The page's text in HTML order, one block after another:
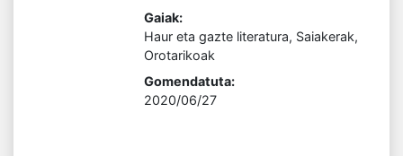
Gaiak:
Haur eta gazte literatura, Saiakerak,
Orotarikoak
Gomendatuta:
2020/06/27